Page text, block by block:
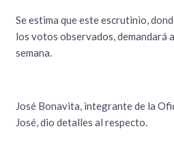
Se estima que este escrutinio,
los votos observados, demandará
semana.
José Bonavita, integrante de la
José, dio detalles al respecto.